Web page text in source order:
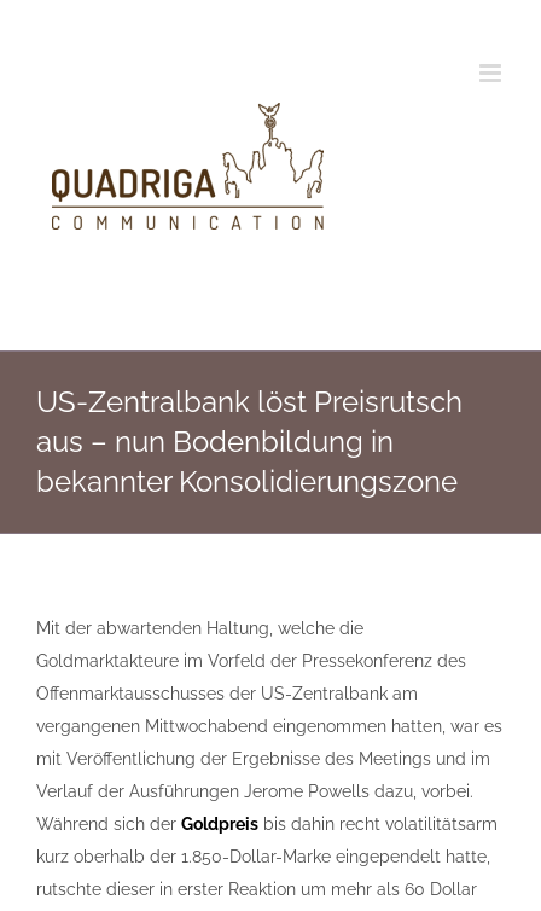
US-Zentralbank löst Preisrutsch
aus – nun Bodenbildung in
bekannter Konsolidierungszone
Mit der abwartenden Haltung, welche die
Goldmarktakteure im Vorfeld der Pressekonferenz des
Offenmarktausschusses der US-Zentralbank am
vergangenen Mittwochabend eingenommen hatten, war es
mit Veröffentlichung der Ergebnisse des Meetings und im
Verlauf der Ausführungen Jerome Powells dazu, vorbei.
Während sich der Goldpreis bis dahin recht volatilitätsarm
kurz oberhalb der 1.850-Dollar-Marke eingependelt hatte,
rutschte dieser in erster Reaktion um mehr als 60 Dollar